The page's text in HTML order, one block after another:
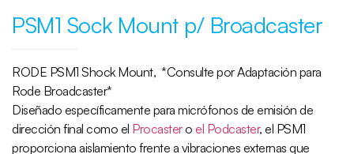
PSM1 Sock Mount p/ Broadcaster
RODE PSM1 Shock Mount, *Consulte por Adaptación para
Rode Broadcaster*
Diseñado específicamente para micrófonos de emisión de
dirección final como el Procastero el Podcaster, el PSM1
proporciona aislamiento frente a vibraciones externas que